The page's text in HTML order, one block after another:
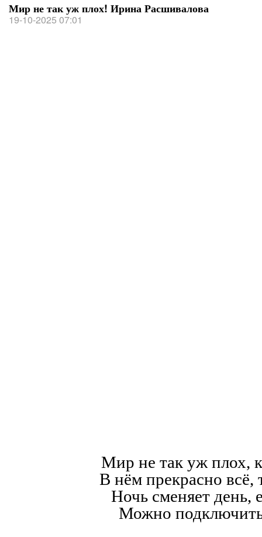
Мир не так уж плох! Ирина Расшивалова
19-10-2025 07:01
Мир не так уж плох,
В нём прекрасно всё,
Ночь сменяет день,
Можно